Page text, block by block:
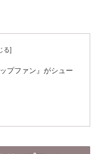
プファン』がシュー